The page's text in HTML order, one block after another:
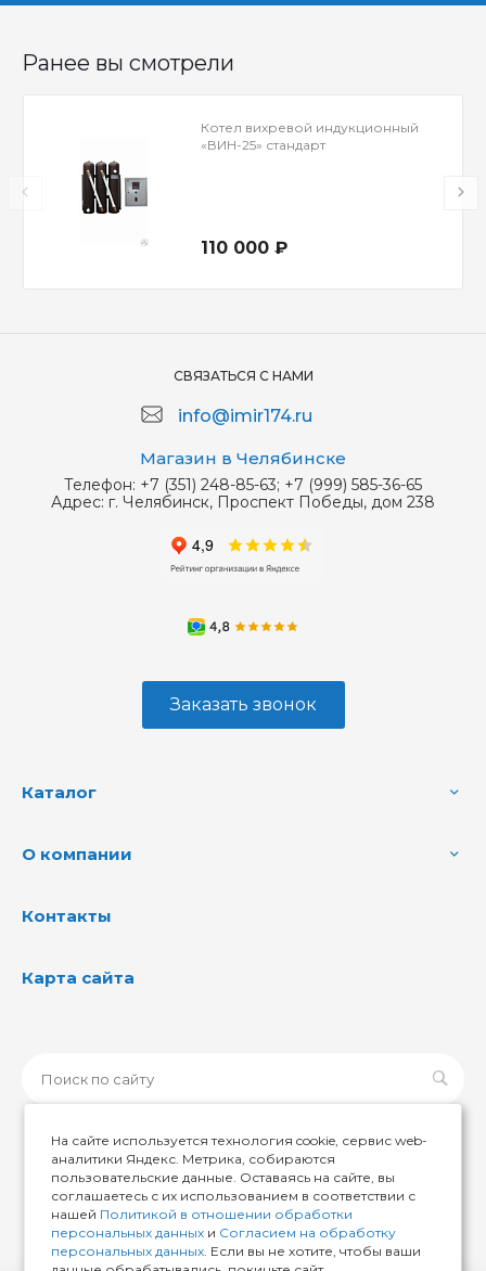
Ранее вы смотрели
Котел вихревой индукционный
«ВИН-25» стандарт
110 000 ₽
СВЯЗАТЬСЯ С НАМИ
info@imir174.ru
Магазин в Челябинске
Телефон: +7 (351) 248-85-63; +7 (999) 585-36-65
Адрес: г. Челябинск, Проспект Победы, дом 238
Заказать звонок
Каталог
О компании
Контакты
Карта сайта
© 2026 ИМИР174, Все права защищены
На сайте используется технология cookie, сервис web-
аналитики Яндекс. Метрика, собираются
пользовательские данные. Оставаясь на сайте, вы
соглашаетесь с их использованием в соответствии с
нашей Политикой в отношении обработки
персональных данных и Согласием на обработку
персональных данных. Если вы не хотите, чтобы ваши